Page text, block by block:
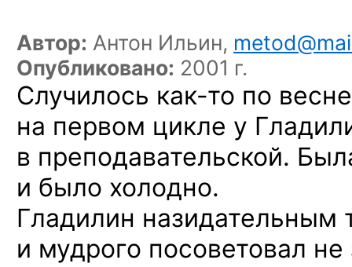
Автор: Антон Ильин,
Опубликовано: 2001 г.
Случилось как-то по
на первом цикле у
в преподавательской.
и было холодно.
Гладилин назидательным
и мудрого посоветовал